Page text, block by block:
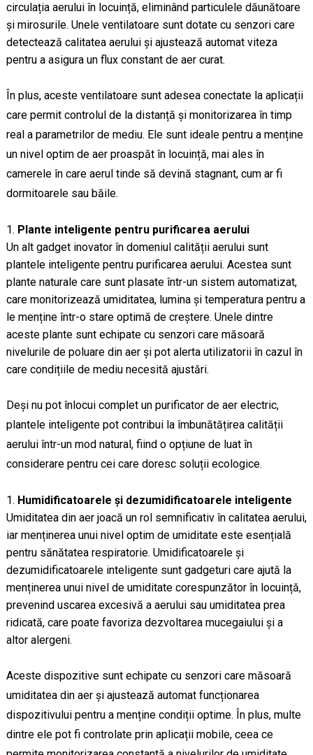
circulația aerului în locuință, eliminând particulele dăunătoare
și mirosurile. Unele ventilatoare sunt dotate cu senzori care
detectează calitatea aerului și ajustează automat viteza
pentru a asigura un flux constant de aer curat.
În plus, aceste ventilatoare sunt adesea conectate la aplicații
care permit controlul de la distanță și monitorizarea în timp
real a parametrilor de mediu. Ele sunt ideale pentru a menține
un nivel optim de aer proaspăt în locuință, mai ales în
camerele în care aerul tinde să devină stagnant, cum ar fi
dormitoarele sau băile.
Plante inteligente pentru purificarea aerului
Un alt gadget inovator în domeniul calității aerului sunt
plantele inteligente pentru purificarea aerului. Acestea sunt
plante naturale care sunt plasate într-un sistem automatizat,
care monitorizează umiditatea, lumina și temperatura pentru a
le menține într-o stare optimă de creștere. Unele dintre
aceste plante sunt echipate cu senzori care măsoară
nivelurile de poluare din aer și pot alerta utilizatorii în cazul în
care condițiile de mediu necesită ajustări.
Deși nu pot înlocui complet un purificator de aer electric,
plantele inteligente pot contribui la îmbunătățirea calității
aerului într-un mod natural, fiind o opțiune de luat în
considerare pentru cei care doresc soluții ecologice.
Humidificatoarele și dezumidificatoarele inteligente
Umiditatea din aer joacă un rol semnificativ în calitatea aerului,
iar menținerea unui nivel optim de umiditate este esențială
pentru sănătatea respiratorie. Umidificatoarele și
dezumidificatoarele inteligente sunt gadgeturi care ajută la
menținerea unui nivel de umiditate corespunzător în locuință,
prevenind uscarea excesivă a aerului sau umiditatea prea
ridicată, care poate favoriza dezvoltarea mucegaiului și a
altor alergeni.
Aceste dispozitive sunt echipate cu senzori care măsoară
umiditatea din aer și ajustează automat funcționarea
dispozitivului pentru a menține condiții optime. În plus, multe
dintre ele pot fi controlate prin aplicații mobile, ceea ce